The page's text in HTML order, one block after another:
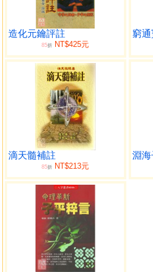
矣。是因果也。造命也。命理也。
易以俟命。又曰不知命無以為君子。
子平真詮評註者。知命之入門方法
也。客無言而退。因錄之以為序。
民國二十五年三月東海樂吾氏識於
論十干十二支
干支方位配卦圖
附論十干宜忌
論陰陽生尅
附論四時五行宜忌
五行生尅制化宜忌
論陰陽生死
逆生旺死絕圖表 支藏人元司令圖表
論十干配合性情
造化元鑰評註
85折 NT$425元
窮通
滴天髓補註
85折 NT$213元
淵海